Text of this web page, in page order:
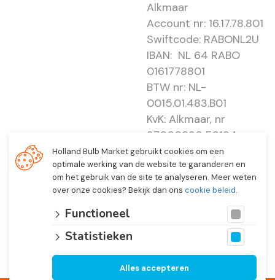
Alkmaar
Account nr: 16.17.78.801
Swiftcode: RABONL2U
IBAN: NL 64 RABO
0161778801
BTW nr: NL-
0015.01.483.B01
KvK: Alkmaar, nr
37000830 E0194 -
EBO 505
Holland Bulb Market gebruikt cookies om een
optimale werking van de website te garanderen en
om het gebruik van de site te analyseren. Meer weten
over onze cookies? Bekijk dan ons cookie beleid.
Functioneel
Statistieken
Alles accepteren